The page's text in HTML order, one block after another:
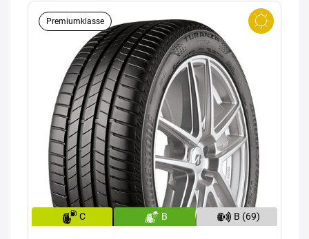
Premiumklasse
C B B (69)